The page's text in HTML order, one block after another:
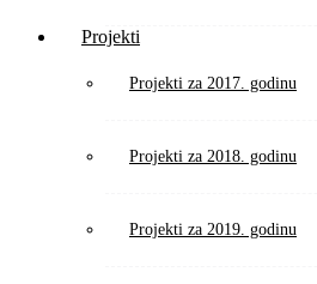
Projekti
Projekti za 2017. godinu
Projekti za 2018. godinu
Projekti za 2019. godinu